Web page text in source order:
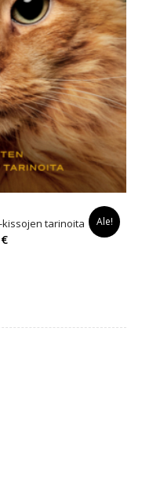
tarinoita
€Nykyinen
Ale!